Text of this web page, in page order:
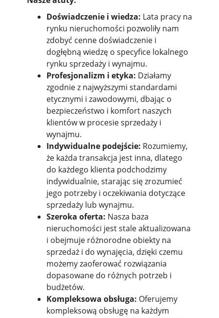
Doświadczenie i wiedza: Lata pracy na
rynku nieruchomości pozwoliły nam
zdobyć cenne doświadczenie i
dogłębną wiedzę o specyfice lokalnego
rynku sprzedaży i wynajmu.
Profesjonalizm i etyka: Działamy
zgodnie z najwyższymi standardami
etycznymi i zawodowymi, dbając o
bezpieczeństwo i komfort naszych
klientów w procesie sprzedaży i
wynajmu.
Indywidualne podejście: Rozumiemy,
że każda transakcja jest inna, dlatego
do każdego klienta podchodzimy
indywidualnie, starając się zrozumieć
jego potrzeby i oczekiwania dotyczące
sprzedaży lub wynajmu.
Szeroka oferta: Nasza baza
nieruchomości jest stale aktualizowana
i obejmuje różnorodne obiekty na
sprzedaż i do wynajęcia, dzięki czemu
możemy zaoferować rozwiązania
dopasowane do różnych potrzeb i
budżetów.
Kompleksowa obsługa: Oferujemy
kompleksową obsługę na każdym